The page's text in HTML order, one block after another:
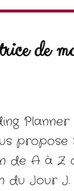
de
Planner
propose
de A à
du Jour J.